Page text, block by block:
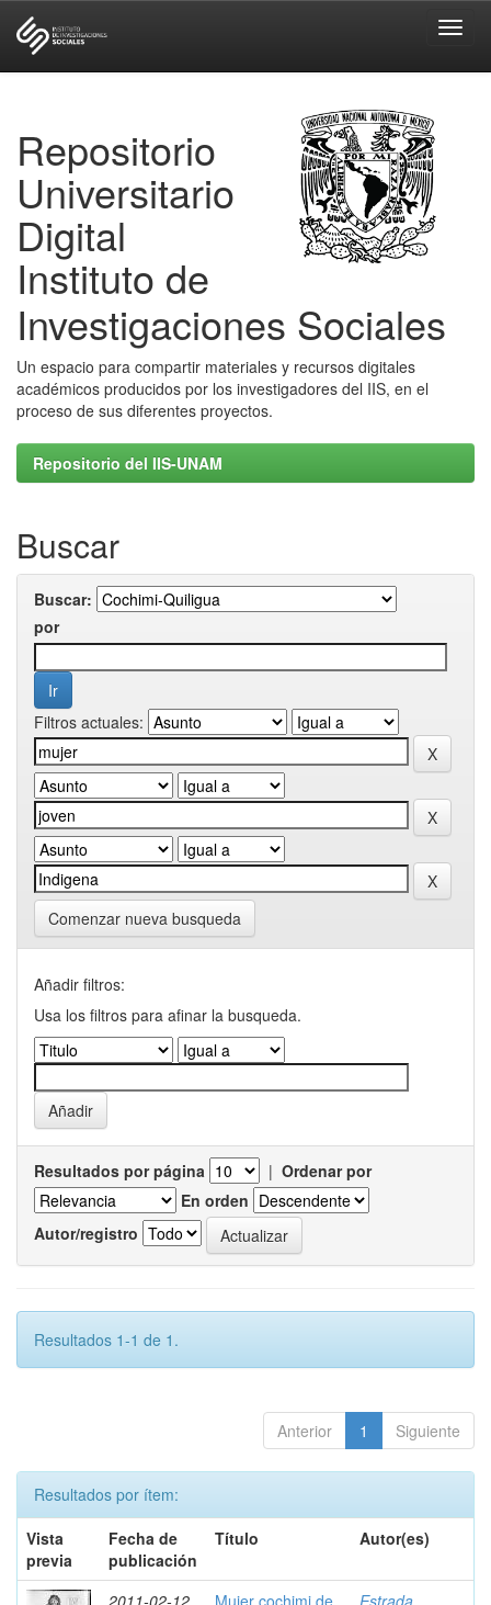
Repositorio
Universitario
Digital
Instituto de
Investigaciones Sociales
Un espacio para compartir materiales y recursos digitales
académicos producidos por los investigadores del IIS, en el
proceso de sus diferentes proyectos.
Repositorio del IIS-UNAM
Buscar
Buscar:
por
Filtros actuales:
Comenzar nueva busqueda
Añadir filtros:
Usa los filtros para afinar la busqueda.
Resultados por página | Ordenar por
En orden
Autor/registro
Resultados 1-1 de 1.
Anterior 1 Siguiente
Resultados por ítem:
Vista
previa
Fecha de
publicación
Título Autor(es)
2011-02-12
Mujer cochimi de
Estrada